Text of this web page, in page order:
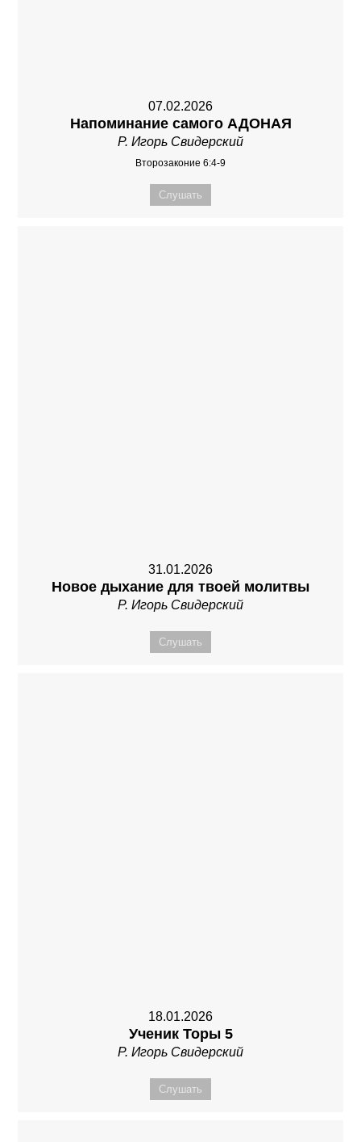
07.02.2026
Напоминание самого АДОНАЯ
Р. Игорь Свидерский
Второзаконие 6:4-9
Слушать
31.01.2026
Новое дыхание для твоей молитвы
Р. Игорь Свидерский
Слушать
18.01.2026
Ученик Торы 5
Р. Игорь Свидерский
Слушать